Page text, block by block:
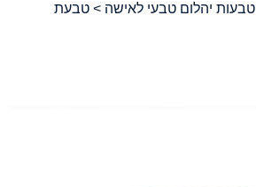
טבעות יהלום טבעי לאישה > טבעת